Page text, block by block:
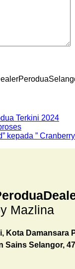
Perodua
Terkini 2024
kepada ”
Mazlina
Kota Damansara
Sains Selangor,